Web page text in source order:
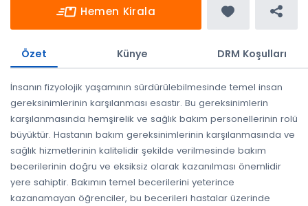
Hemen Kirala
Özet Künye DRM Koşulları
İnsanın fizyolojik yaşamının sürdürülebilmesinde temel insan
gereksinimlerinin karşılanması esastır. Bu gereksinimlerin
karşılanmasında hemşirelik ve sağlık bakım personellerinin rolü
büyüktür. Hastanın bakım gereksinimlerinin karşılanmasında ve
sağlık hizmetlerinin kalitelidir şekilde verilmesinde bakım
becerilerinin doğru ve eksiksiz olarak kazanılması önemlidir
yere sahiptir. Bakımın temel becerilerini yeterince
kazanamayan öğrenciler, bu becerileri hastalar üzerinde